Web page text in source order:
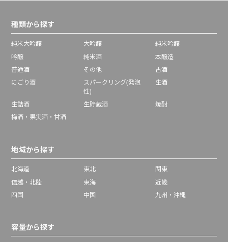
種類から探す
純米大吟醸 大吟醸
純米吟醸
吟醸
純米酒
本醸造
普通酒
その他
古酒
にごり酒
スパークリング(発泡
性)
生酒
生詰酒 生貯蔵酒
焼酎
梅酒・果実酒・甘酒
地域から探す
北海道 東北
関東
信越・北陸
東海
近畿
四国
中国 九州・沖縄
容量から探す